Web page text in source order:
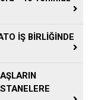
İŞ BİRLİĞİNDE